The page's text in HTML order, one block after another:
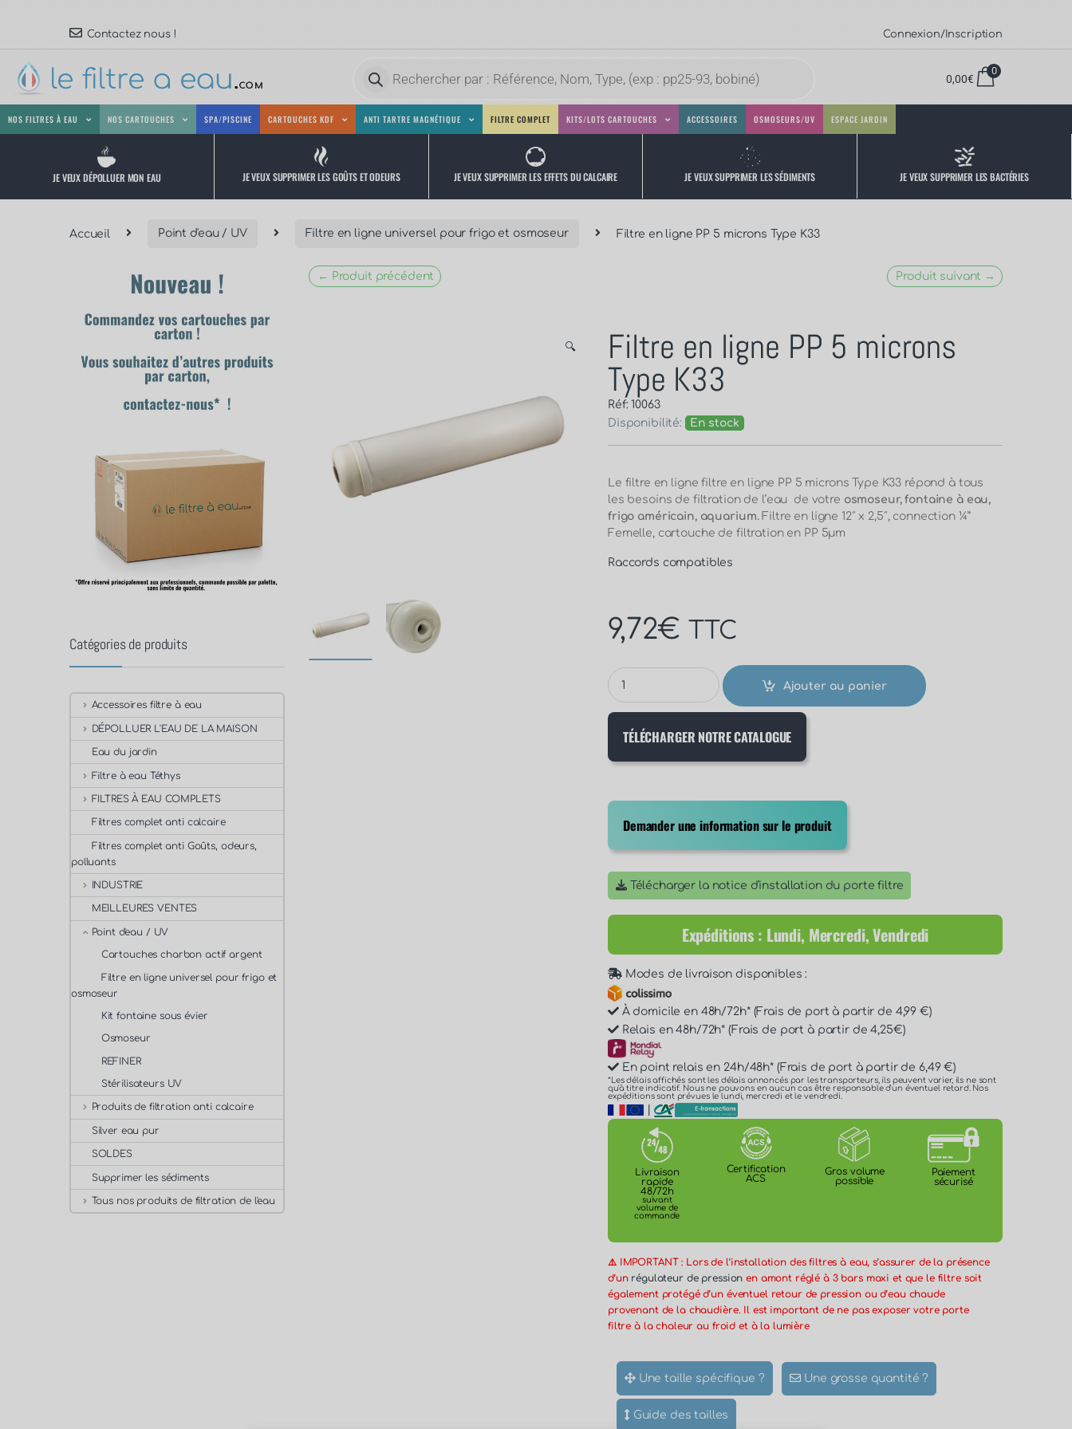
Contactez nous ! Connexion/Inscription
0,00€
0
NOS FILTRES À EAU NOS CARTOUCHES SPA/PISCINE CARTOUCHES KDF ANTI TARTRE MAGNÉTIQUE FILTRE COMPLET KITS/LOTS CARTOUCHES ACCESSOIRES OSMOSEURS/UV ESPACE JARDIN
JE VEUX DÉPOLLUER MON EAU JE VEUX SUPPRIMER LES GOÛTS ET ODEURS JE VEUX SUPPRIMER LES EFFETS DU CALCAIRE JE VEUX SUPPRIMER LES SÉDIMENTS JE VEUX SUPPRIMER LES BACTÉRIES
Accueil Point d'eau / UV Filtre en ligne universel pour frigo et osmoseur Filtre en ligne PP 5 microns Type K33
← Produit précédent Produit suivant →
🔍 Filtre en ligne PP 5 microns
Type K33
Réf: 10063
Disponibilité:
En stock
Le filtre en ligne filtre en ligne PP 5 microns Type K33 répond à tous
les besoins de filtration de l’eau de votre osmoseur, fontaine à eau,
frigo américain, aquarium. Filtre en ligne 12″ x 2,5″, connection ¼”
Femelle, cartouche de filtration en PP 5µm
Raccords compatibles
9,72€ TTC
Ajouter au panier
TÉLÉCHARGER NOTRE CATALOGUE
Demander une information sur le produit
Télécharger la notice d'installation du porte filtre
Expéditions : Lundi, Mercredi, Vendredi
Modes de livraison disponibles :
À domicile en 48h/72h* (Frais de port à partir de 4,99 €)
Relais en 48h/72h* (Frais de port à partir de 4,25€)
En point relais en 24h/48h* (Frais de port à partir de 6,49 €)
*Les délais affichés sont les délais annoncés par les transporteurs, ils peuvent varier, ils ne sont
qu'à titre indicatif. Nous ne pouvons en aucun cas être responsable d'un éventuel retard. Nos
expéditions sont prévues le lundi, mercredi et le vendredi.
|
Livraison
rapide
48/72h
suivant
volume de
commande
Certification
ACS
Gros volume
possible
Paiement
sécurisé
⚠️ IMPORTANT : Lors de l’installation des filtres à eau, s’assurer de la présence
d’un régulateur de pression en amont réglé à 3 bars maxi et que le filtre soit
également protégé d’un éventuel retour de pression ou d’eau chaude
provenant de la chaudière. Il est important de ne pas exposer votre porte
filtre à la chaleur au froid et à la lumière
Une taille spécifique ? Une grosse quantité ?
Guide des tailles
Catégories de produits
Accessoires filtre à eau
DÉPOLLUER L'EAU DE LA MAISON
Eau du jardin
Filtre à eau Téthys
FILTRES À EAU COMPLETS
Filtres complet anti calcaire
Filtres complet anti Goûts, odeurs,
polluants
INDUSTRIE
MEILLEURES VENTES
Point d'eau / UV
Cartouches charbon actif argent
Filtre en ligne universel pour frigo et
osmoseur
Kit fontaine sous évier
Osmoseur
REFINER
Stérilisateurs UV
Produits de filtration anti calcaire
Silver eau pur
SOLDES
Supprimer les sédiments
Tous nos produits de filtration de l'eau